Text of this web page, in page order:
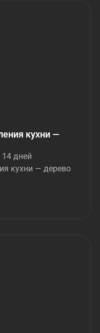
кухни —
дней
кухни — дерево